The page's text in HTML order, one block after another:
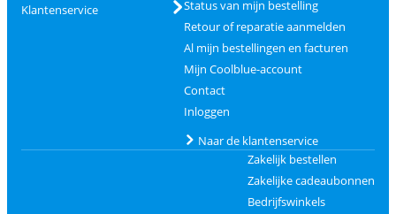
Klantenservice
Status van mijn bestelling
Retour of reparatie aanmelden
Al mijn bestellingen en facturen
Mijn Coolblue-account
Contact
Inloggen
Naar de klantenservice
Zakelijk bestellen
Zakelijke cadeaubonnen
Bedrijfswinkels